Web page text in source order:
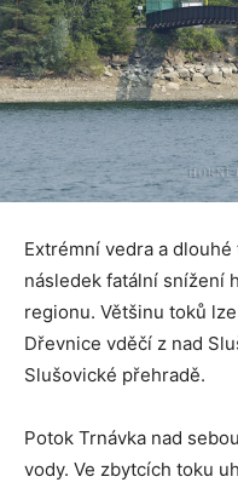
Extrémní vedra a
následek fatální snížení
regionu. Většinu toků
Dřevnice vděčí z nad
Slušovické přehradě.
Potok Trnávka nad
vody. Ve zbytcích toku